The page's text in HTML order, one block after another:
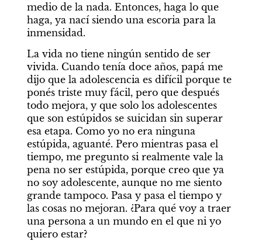
medio de la nada. Entonces, haga lo que
haga, ya nací siendo una escoria para la
inmensidad.
La vida no tiene ningún sentido de ser
vivida. Cuando tenía doce años, papá me
dijo que la adolescencia es difícil porque te
ponés triste muy fácil, pero que después
todo mejora, y que solo los adolescentes
que son estúpidos se suicidan sin superar
esa etapa. Como yo no era ninguna
estúpida, aguanté. Pero mientras pasa el
tiempo, me pregunto si realmente vale la
pena no ser estúpida, porque creo que ya
no soy adolescente, aunque no me siento
grande tampoco. Pasa y pasa el tiempo y
las cosas no mejoran. ¿Para qué voy a traer
una persona a un mundo en el que ni yo
quiero estar?